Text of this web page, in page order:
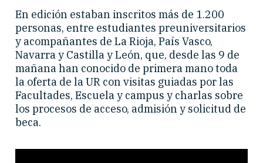
En edición estaban inscritos más de 1.200
personas, entre estudiantes preuniversitarios
y acompañantes de La Rioja, País Vasco,
Navarra y Castilla y León, que, desde las 9 de
mañana han conocido de primera mano toda
la oferta de la UR con visitas guiadas por las
Facultades, Escuela y campus y charlas sobre
los procesos de acceso, admisión y solicitud de
beca.